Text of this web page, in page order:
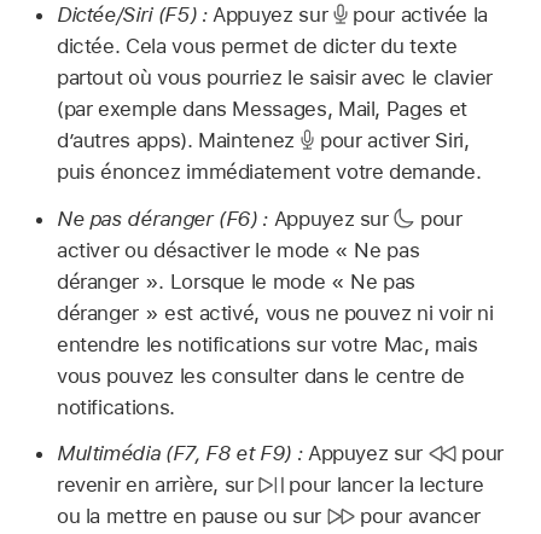
Dictée/Siri (F5) :Appuyez sur
pour activée la
dictée. Cela vous permet de dicter du texte
partout où vous pourriez le saisir avec le clavier
(par exemple dans Messages, Mail, Pages et
d’autres apps). Maintenez
pour activer Siri,
puis énoncez immédiatement votre demande.
Ne pas déranger (F6) : Appuyez sur
pour
activer ou désactiver le mode « Ne pas
déranger ». Lorsque le mode « Ne pas
déranger » est activé, vous ne pouvez ni voir ni
entendre les notifications sur votre Mac, mais
vous pouvez les consulter dans le centre de
notifications.
Multimédia (F7, F8 et F9) :Appuyez sur
pour
revenir en arrière, sur
pour lancer la lecture
ou la mettre en pause ou sur
pour avancer